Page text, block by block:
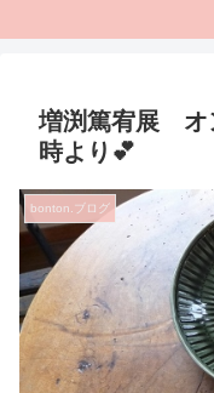
増渕篤宥展 オ
時より💕
bonton.ブログ